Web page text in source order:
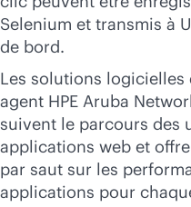
Selenium et transmis à
de bord.
Les solutions logicielles
agent HPE Aruba
suivent le parcours des
applications web et
par saut sur les
applications pour